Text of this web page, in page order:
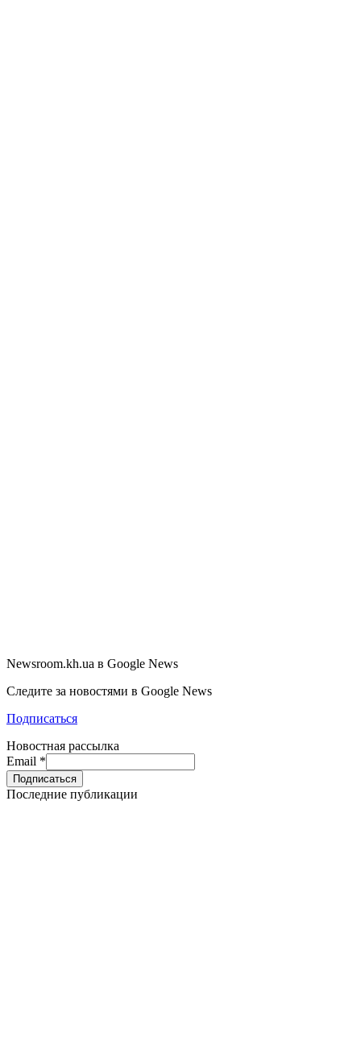
Newsroom.kh.ua в Google News
Следите за новостями в Google News
Подписаться
Новостная рассылка
Email *
Последние публикации